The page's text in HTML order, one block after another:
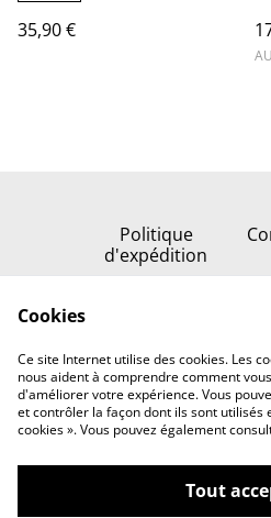
35,90 €
Politique
d'expédition
Nous
Cookies
Ce site Internet utilise des cookies. Les
nous aident à comprendre comment
d'améliorer votre expérience. Vous
et contrôler la façon dont ils sont utilisés
cookies ». Vous pouvez également
Tout